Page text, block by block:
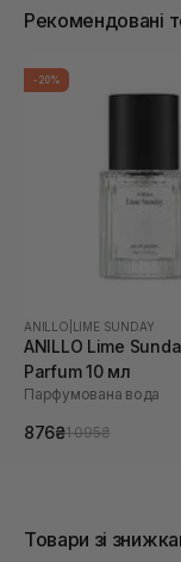
Рекомендовані
-20%
ANILLO LIME SUNDAY
ANILLO Lime
Parfum 10 мл
Парфумована вода
876₴1 095₴
Товари зі